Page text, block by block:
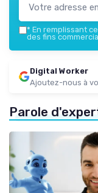
* En remplissant
des fins
Digital Worker
Ajoutez-nous à
Parole